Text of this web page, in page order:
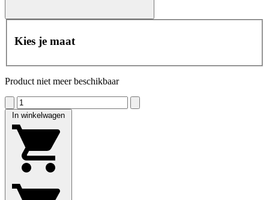
Kies je maat
Product niet meer beschikbaar
In winkelwagen